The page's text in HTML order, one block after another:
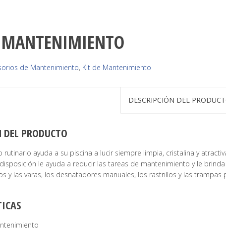
de Mantenimiento, Kit de Mantenimiento
DESCRIPCIÓN DEL
PRODUCTO
rutinario ayuda a su piscina a lucir siempre limpia, cristalina y
le ayuda a reducir las tareas de mantenimiento y le
y las varas, los desnatadores manuales, los rastrillos y las